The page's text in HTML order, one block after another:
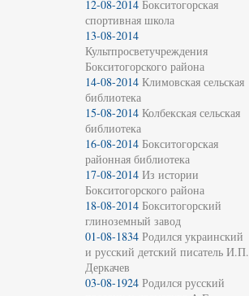
12-08-2014 Бокситогорская
спортивная школа
13-08-2014
Культпросветучреждения
Бокситогорского района
14-08-2014 Климовская сельская
библиотека
15-08-2014 Колбекская сельская
библиотека
16-08-2014 Бокситогорская
районная библиотека
17-08-2014 Из истории
Бокситогорского района
18-08-2014 Бокситогорский
глиноземный завод
01-08-1834 Родился украинский
и русский детский писатель И.П.
Деркачев
03-08-1924 Родился русский